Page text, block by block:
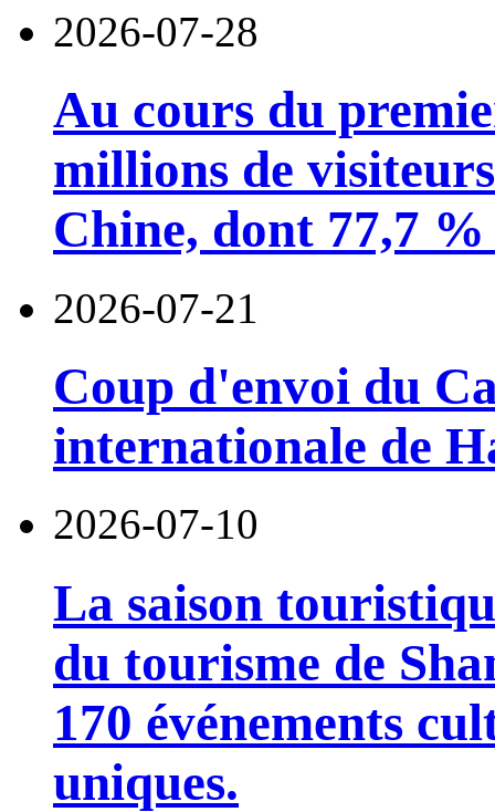
2026-07-28
Au cours du
millions de
Chine, dont 77,7 %
2026-07-21
Coup d'envoi du
internationale de
2026-07-10
La saison
du tourisme de
170 événements
uniques.